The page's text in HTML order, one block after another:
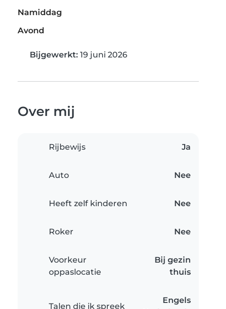
Namiddag
Avond
Bijgewerkt: 19 juni 2026
Over mij
Rijbewijs Ja
Auto Nee
Heeft zelf kinderen Nee
Roker Nee
Voorkeur
oppaslocatie
Bij gezin
thuis
Talen die ik spreek
Engels